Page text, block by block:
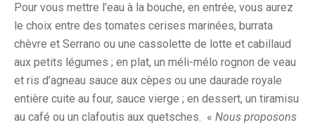
Pour vous mettre l’eau à la bouche, en entrée, vous aurez
le choix entre des tomates cerises marinées, burrata
chèvre et Serrano ou une cassolette de lotte et cabillaud
aux petits légumes ; en plat, un méli-mélo rognon de veau
et ris d’agneau sauce aux cèpes ou une daurade royale
entière cuite au four, sauce vierge ; en dessert, un tiramisu
au café ou un clafoutis aux quetsches. « Nous proposons